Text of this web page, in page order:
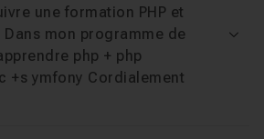
une formation PHP et
Dans mon programme de
php + php
+s ymfony Cordialement